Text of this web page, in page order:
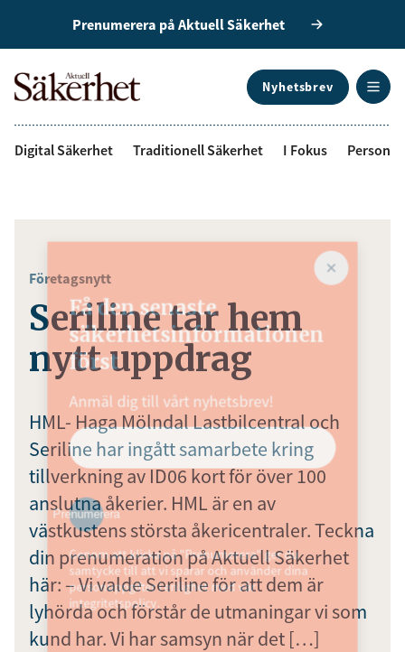
Prenumerera på Aktuell Säkerhet
Nyhetsbrev
Digital Säkerhet Traditionell Säkerhet I Fokus
Företagsnytt
Seriline tar hem
nytt uppdrag
HML- Haga Mölndal Lastbilcentral och
Seriline har ingått samarbete kring
tillverkning av ID06 kort för över 100
anslutna åkerier. HML är en av
västkustens största åkericentraler. Teckna
din prenumeration på Aktuell Säkerhet
här: – Vi valde Seriline för att dem är
lyhörda och förstår de utmaningar vi som
kund har. Vi har samsyn när det […]
Få den senaste
säkerhetsinformationen
först
Anmäl dig till vårt nyhetsbrev!
Prenumerera
Genom att klicka på "Prenumerera" ger du
samtycke till att vi sparar och använder dina
personuppgifter i enlighet med vår
integritetspolicy.